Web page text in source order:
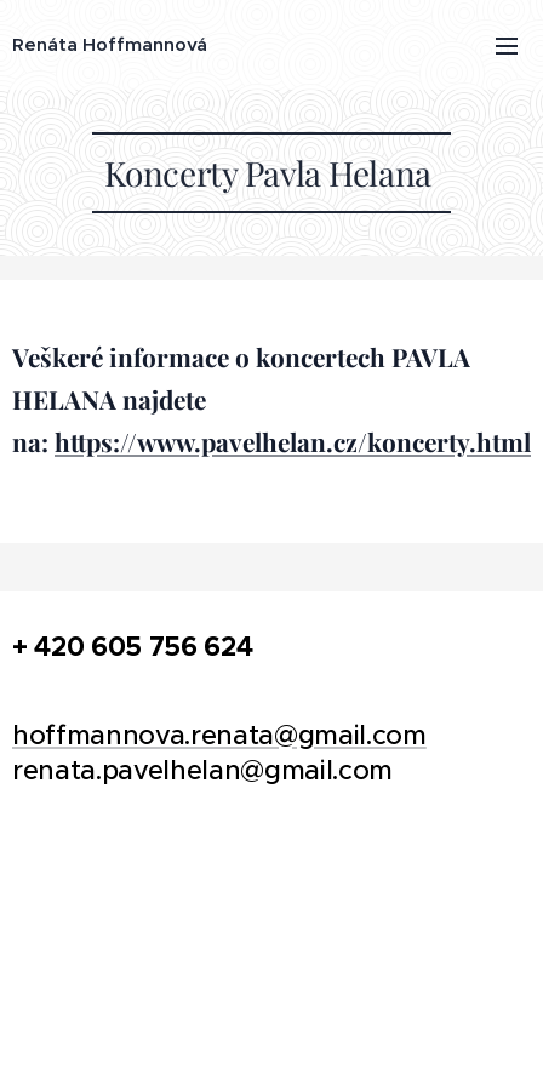
Renáta Hoffmannová
Koncerty Pavla Helana
Veškeré informace o koncertech PAVLA
HELANA najdete
na: https://www.pavelhelan.cz/koncerty.html
+ 420 605 756 624
hoffmannova.renata@gmail.com
renata.pavelhelan@gmail.com